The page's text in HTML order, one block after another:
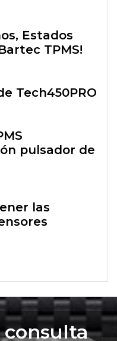
Estados
TPMS!
Tech450PRO
pulsador de
las